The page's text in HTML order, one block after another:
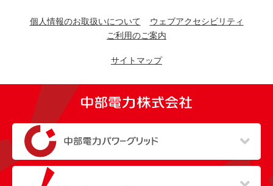
個人情報のお取扱いについて
ウェブアクセシビリティ
ご利用のご案内
サイトマップ
（新しいウィンドウを開きます）